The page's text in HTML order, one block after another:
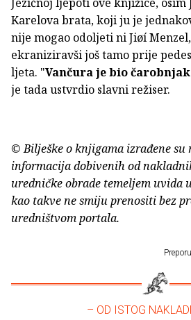
Karelova brata, koji ju je
nije mogao odoljeti ni Jiøí
ekraniziravši još tamo prije
ljeta. "Vančura je bio
je tada ustvrdio slavni režiser.
© Bilješke o knjigama izrađene su
informacija dobivenih od
uredničke obrade temeljem uvida
kao takve ne smiju prenositi bez
uredništvom portala.
– OD ISTOG